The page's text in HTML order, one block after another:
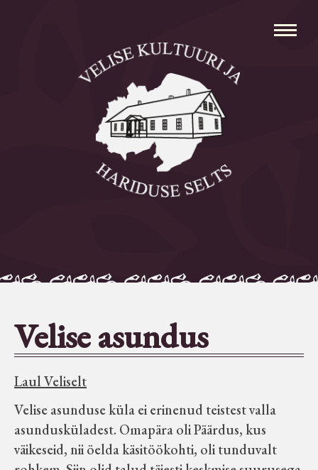
Avaleht
Aleksei Parnabas
Sillaotsa Talumuuseum
Seltsid-ühingud
Aiandus
Tuletõrje
Velise asundus
Laul Veliselt
Velise asunduse küla ei erinenud teistest valla
asundusküladest. Omapära oli Päärdus, kus
väikeseid, nii öelda käsitöökohti, oli tunduvalt